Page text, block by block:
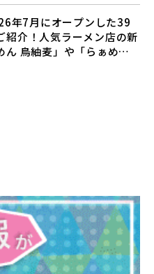
年7月にオープンした39
紹介！人気ラーメン店の新
ん 鳥紬麦」や「らぁめん
ど盛りだくさん♪